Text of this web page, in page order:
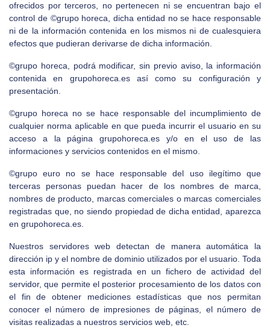
ofrecidos por terceros, no pertenecen ni se encuentran bajo el
control de ©grupo horeca, dicha entidad no se hace responsable
ni de la información contenida en los mismos ni de cualesquiera
efectos que pudieran derivarse de dicha información.
©grupo horeca, podrá modificar, sin previo aviso, la información
contenida en grupohoreca.es así como su configuración y
presentación.
©grupo horeca no se hace responsable del incumplimiento de
cualquier norma aplicable en que pueda incurrir el usuario en su
acceso a la página grupohoreca.es y/o en el uso de las
informaciones y servicios contenidos en el mismo.
©grupo euro no se hace responsable del uso ilegítimo que
terceras personas puedan hacer de los nombres de marca,
nombres de producto, marcas comerciales o marcas comerciales
registradas que, no siendo propiedad de dicha entidad, aparezca
en grupohoreca.es.
Nuestros servidores web detectan de manera automática la
dirección ip y el nombre de dominio utilizados por el usuario. Toda
esta información es registrada en un fichero de actividad del
servidor, que permite el posterior procesamiento de los datos con
el fin de obtener mediciones estadísticas que nos permitan
conocer el número de impresiones de páginas, el número de
visitas realizadas a nuestros servicios web, etc.